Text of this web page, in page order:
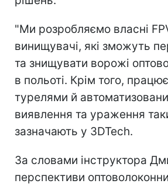
"Ми розробляємо власні
винищувачі, які зможуть
та знищувати ворожі
в польоті. Крім того,
турелями й
виявлення та ураження
зазначають у 3DTech.
За словами інструктора
перспективи